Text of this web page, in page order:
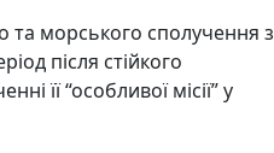
та морського сполучення з
після стійкого
її “особливої місії” у